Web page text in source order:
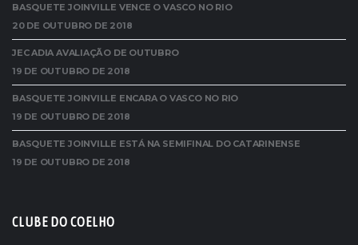
BASQUETE JOINVILLE VENCE O VASCO NO RIO
20 DE OUTUBRO DE 2018
JEC ADIA AVALIAÇÃO DE OUTUBRO
19 DE OUTUBRO DE 2018
BASQUETE JOINVILLE ENCARA O VASCO NO RIO
19 DE OUTUBRO DE 2018
BASQUETE JOINVILLE ESTÁ NA SEMIFINAL DO CATARINENSE
19 DE OUTUBRO DE 2018
CLUBE DO COELHO